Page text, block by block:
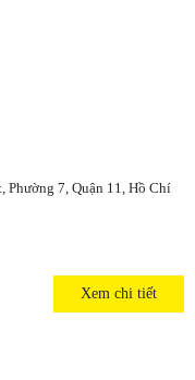
7, Quận 11, Hồ Chí
Xem chi tiết